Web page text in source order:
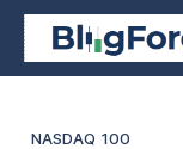
NASDAQ 100